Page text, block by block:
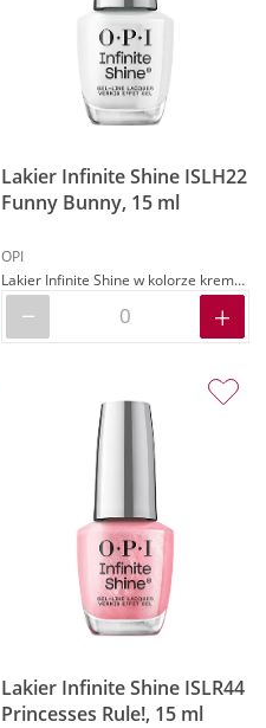
Lakier Infinite Shine ISLH22
Funny Bunny, 15 ml
OPI
Lakier Infinite Shine w kolorze kremowym białym
Lakier Infinite Shine ISLR44
Princesses Rule!, 15 ml